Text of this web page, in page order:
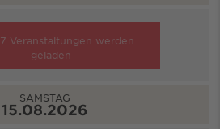
7 Veranstaltungen werden
geladen
SAMSTAG
15.08.2026